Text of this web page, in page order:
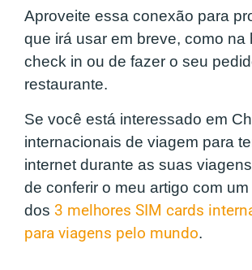
Aproveite essa conexão para
que irá usar em breve, como na
check in ou de fazer o seu
restaurante.
Se você está interessado em
internacionais de viagem para
internet durante as suas
de conferir o meu artigo com
dos 3 melhores SIM cards
para viagens pelo mundo.